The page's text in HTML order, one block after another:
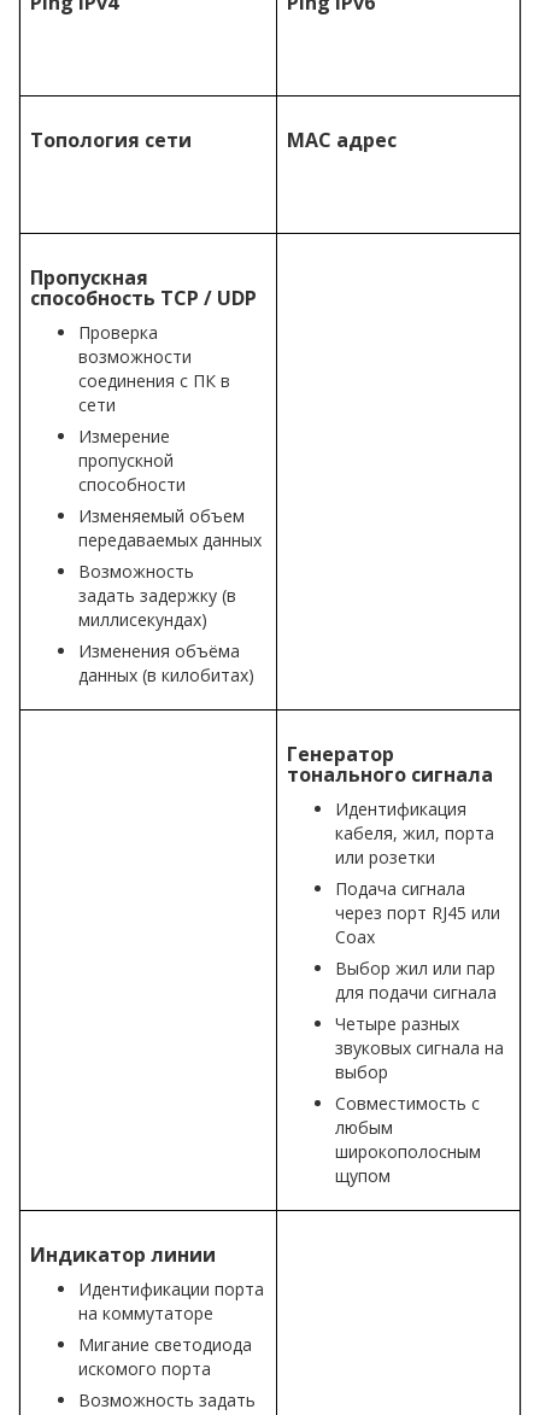
Топология сети MAC адрес
Пропускная
способность TCP / UDP
Проверка
возможности
соединения с ПК в
сети
Измерение
пропускной
способности
Изменяемый объем
передаваемых данных
Возможность
задать задержку (в
миллисекундах)
Изменения объёма
данных (в килобитах)
Генератор
тонального сигнала
Идентификация
кабеля, жил, порта
или розетки
Подача сигнала
через порт RJ45 или
Coax
Выбор жил или пар
для подачи сигнала
Четыре разных
звуковых сигнала на
выбор
Совместимость с
любым
широкополосным
щупом
Индикатор линии
Идентификации порта
на коммутаторе
Мигание светодиода
искомого порта
Возможность задать